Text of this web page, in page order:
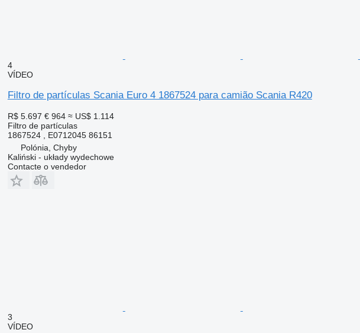
4
VÍDEO
Filtro de partículas Scania Euro 4 1867524 para camião Scania R420
R$ 5.697 € 964 ≈ US$ 1.114
Filtro de partículas
1867524 , E0712045 86151
Polónia, Chyby
Kaliński - układy wydechowe
Contacte o vendedor
3
VÍDEO